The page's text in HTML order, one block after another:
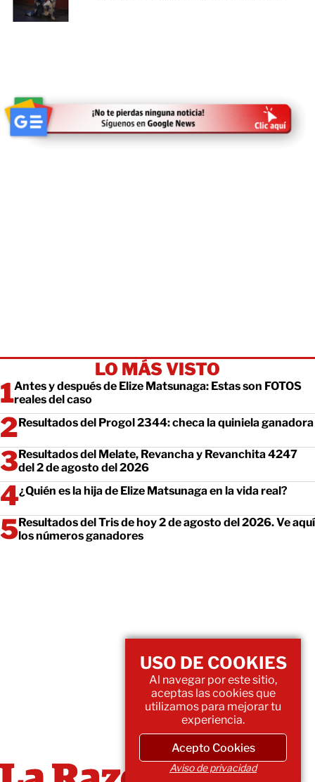
LO MÁS VISTO
Antes y después de Elize Matsunaga: Estas son FOTOS
reales del caso
Resultados del Progol 2344: checa la quiniela ganadora
Resultados del Melate, Revancha y Revanchita 4247
del 2 de agosto del 2026
¿Quién es la hija de Elize Matsunaga en la vida real?
Resultados del Tris de hoy 2 de agosto del 2026. Ve aquí
los números ganadores
USO DE COOKIES
Al navegar por este sitio,
aceptas las cookies que
utilizamos para mejorar tu
experiencia.
Acepto Cookies
Aviso de privacidad